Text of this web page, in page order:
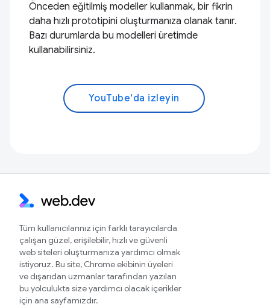
Önceden eğitilmiş modeller kullanmak, bir fikrin
daha hızlı prototipini oluşturmanıza olanak tanır.
Bazı durumlarda bu modelleri üretimde
kullanabilirsiniz.
YouTube'da izleyin
Tüm kullanıcılarınız için farklı tarayıcılarda
çalışan güzel, erişilebilir, hızlı ve güvenli
web siteleri oluşturmanıza yardımcı olmak
istiyoruz. Bu site, Chrome ekibinin üyeleri
ve dışarıdan uzmanlar tarafından yazılan
bu yolculukta size yardımcı olacak içerikler
için ana sayfamızdır.